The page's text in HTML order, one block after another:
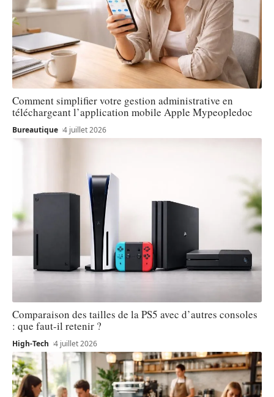
Comment simplifier votre gestion administrative en
téléchargeant l’application mobile Apple Mypeopledoc
Bureautique 4 juillet 2026
Comparaison des tailles de la PS5 avec d’autres consoles
: que faut-il retenir ?
High-Tech 4 juillet 2026